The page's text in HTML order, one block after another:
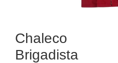
Chaleco
Brigadista